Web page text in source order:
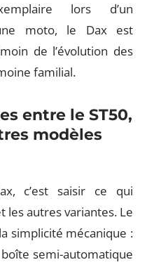
lors d’un
moto, le Dax est
de l’évolution des
familial.
entre le ST50,
modèles
c’est saisir ce qui
les autres variantes. Le
simplicité mécanique :
semi-automatique